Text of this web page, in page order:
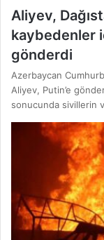
Aliyev,
kaybedenler
gönderdi
Azerbaycan
Aliyev, Putin’e
sonucunda sivillerin